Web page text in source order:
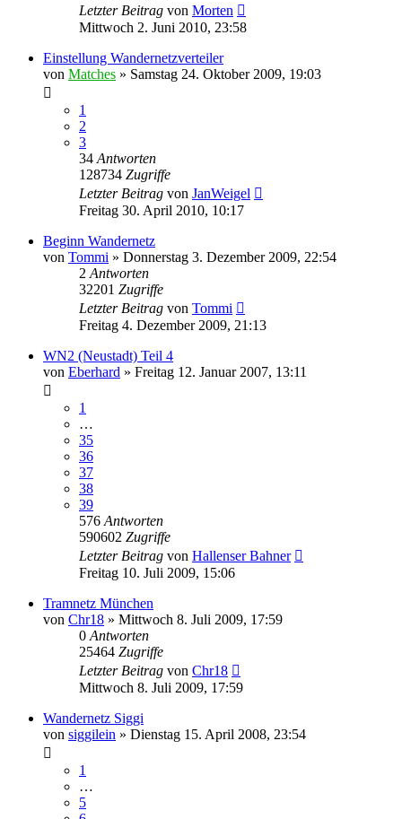
Letzter Beitrag von Morten
Mittwoch 2. Juni 2010, 23:58
Einstellung Wandernetzverteiler
von Matches » Samstag 24. Oktober 2009, 19:03
1
2
3
34 Antworten
128734 Zugriffe
Letzter Beitrag von JanWeigel
Freitag 30. April 2010, 10:17
Beginn Wandernetz
von Tommi » Donnerstag 3. Dezember 2009, 22:54
2 Antworten
32201 Zugriffe
Letzter Beitrag von Tommi
Freitag 4. Dezember 2009, 21:13
WN2 (Neustadt) Teil 4
von Eberhard » Freitag 12. Januar 2007, 13:11
1
…
35
36
37
38
39
576 Antworten
590602 Zugriffe
Letzter Beitrag von Hallenser Bahner
Freitag 10. Juli 2009, 15:06
Tramnetz München
von Chr18 » Mittwoch 8. Juli 2009, 17:59
0 Antworten
25464 Zugriffe
Letzter Beitrag von Chr18
Mittwoch 8. Juli 2009, 17:59
Wandernetz Siggi
von siggilein » Dienstag 15. April 2008, 23:54
1
…
5